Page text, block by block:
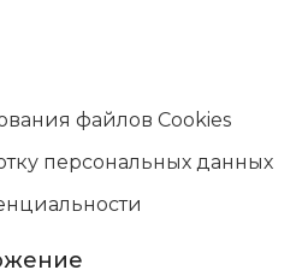
файлов Cookies
персональных данных